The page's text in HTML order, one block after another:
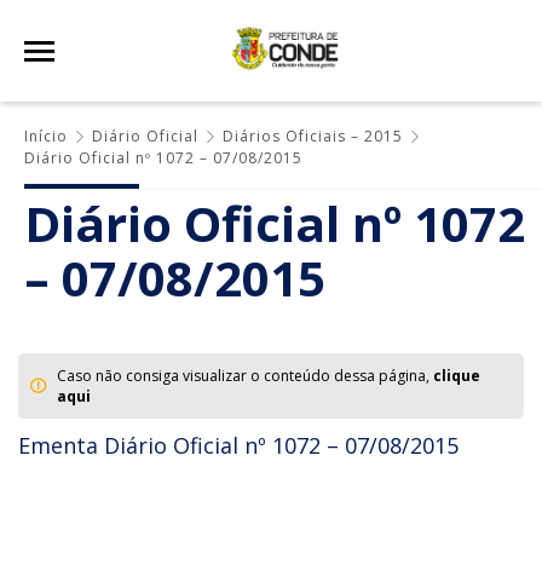
Início Diário Oficial
Diários Oficiais – 2015
Diário Oficial nº 1072 – 07/08/2015
Diário Oficial nº 1072
– 07/08/2015
Caso não consiga visualizar o conteúdo dessa página, clique
aqui
Ementa Diário Oficial nº 1072 – 07/08/2015